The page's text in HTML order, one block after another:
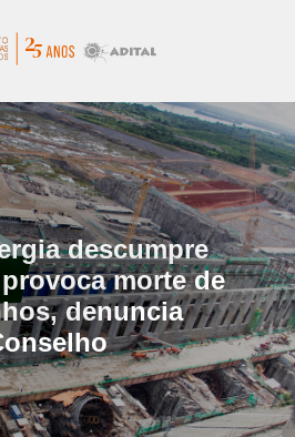
descumpre
morte de
denuncia